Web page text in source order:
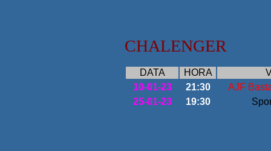
CHALENGER
DATA HORA
10-01-23
21:30
AJF
25-01-23
19:30